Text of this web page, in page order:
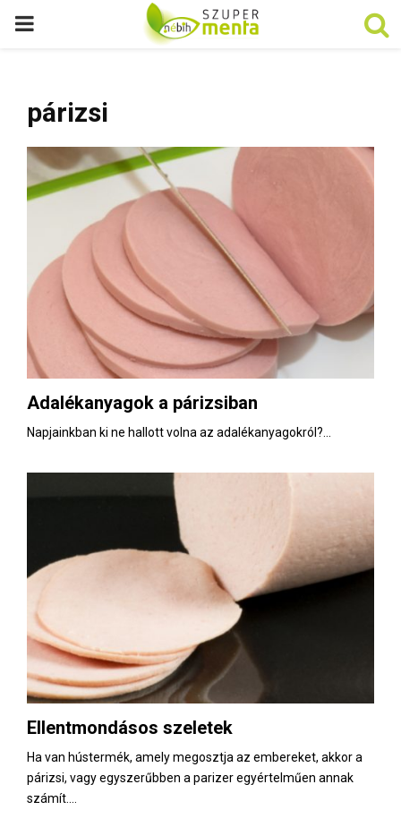
P
M
E
párizsi
Adalékanyagok a párizsiban
Napjainkban ki ne hallott volna az adalékanyagokról?...
Ellentmondásos szeletek
Ha van hústermék, amely megosztja az embereket, akkor a
párizsi, vagy egyszerűbben a parizer egyértelműen annak
számít....